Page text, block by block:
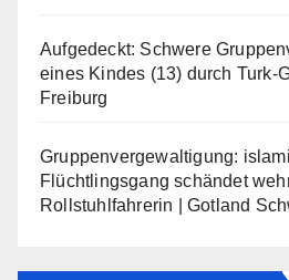
Aufgedeckt: Schwere
eines Kindes (13) durch Turk-
Freiburg
Gruppenvergewaltigung:
Flüchtlingsgang schändet
Rollstuhlfahrerin | Gotland